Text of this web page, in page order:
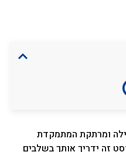
ומרתקת המתמקדת
זה ידריך אותך בשלבים